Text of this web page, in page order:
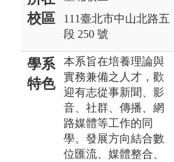
校區
111臺北市中山北路五
段 250 號
學系
特色
本系旨在培養理論與
實務兼備之人才，歡
迎有志從事新聞、影
音、社群、傳播、網
路媒體等工作的同
學。發展方向結合數
位匯流、媒體整合、